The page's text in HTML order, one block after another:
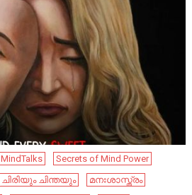
MindTalks
Secrets of Mind Power
ചിരിയും ചിന്തയും
മനഃശാസ്ത്രം